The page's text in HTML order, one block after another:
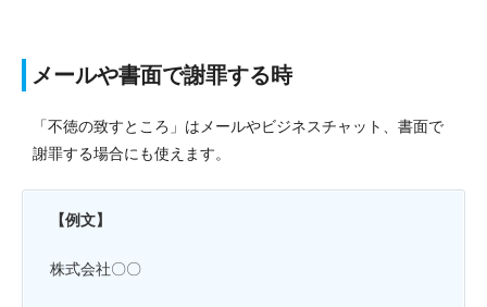
メールや書面で謝罪する時
「不徳の致すところ」はメールやビジネスチャット、書面で
謝罪する場合にも使えます。
【例文】
株式会社〇〇